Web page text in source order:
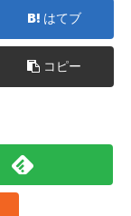
はてブ
コピー